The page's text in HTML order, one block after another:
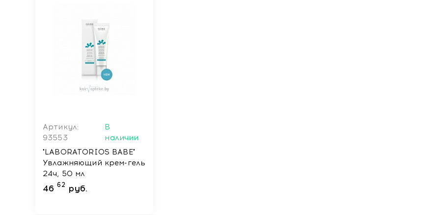
Артикул:
93553
В
наличии
"LABORATORIOS BABE"
Увлажняющий крем-гель
24ч, 50 мл
46 62 руб.